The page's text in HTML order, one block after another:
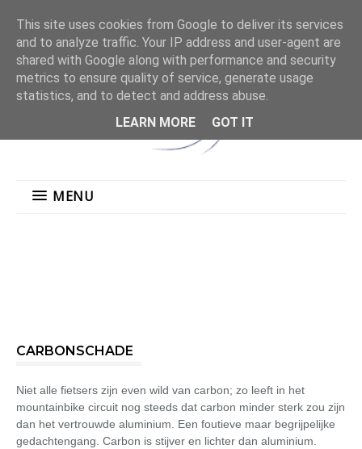
MENU
CARBONSCHADE
Niet alle fietsers zijn even wild van carbon; zo leeft in het
mountainbike circuit nog steeds dat carbon minder sterk zou zijn
dan het vertrouwde aluminium. Een foutieve maar begrijpelijke
gedachtengang. Carbon is stijver en lichter dan aluminium.
This site uses cookies from Google to deliver its services
and to analyze traffic. Your IP address and user-agent are
shared with Google along with performance and security
metrics to ensure quality of service, generate usage
statistics, and to detect and address abuse.
LEARN MORE
GOT IT